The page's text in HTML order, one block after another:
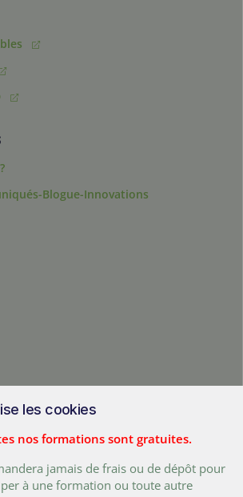
Blogue-Innovations
les cookies
nos formations sont gratuites.
jamais de frais ou de dépôt pour
à une formation ou toute autre